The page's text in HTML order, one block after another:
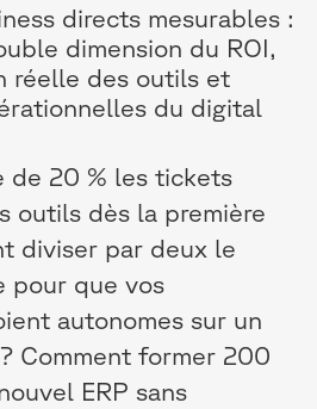
directs mesurables :
dimension du ROI,
réelle des outils et
du digital
de 20 % les tickets
outils dès la première
diviser par deux le
pour que vos
autonomes sur un
Comment former 200
ERP sans